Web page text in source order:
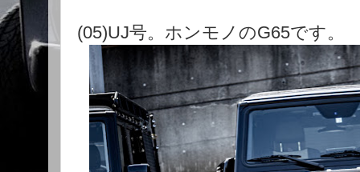
(05)UJ号。ホンモノのG65です。